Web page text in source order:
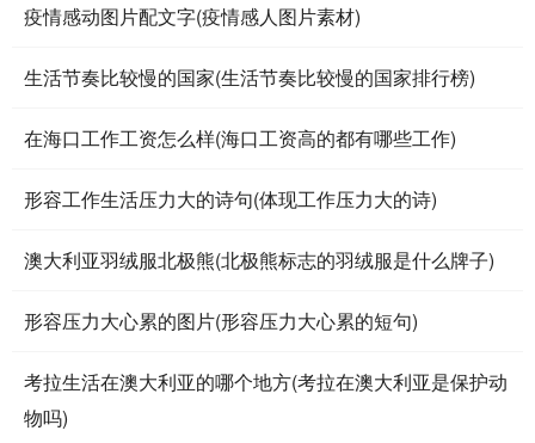
疫情感动图片配文字(疫情感人图片素材)
生活节奏比较慢的国家(生活节奏比较慢的国家排行榜)
在海口工作工资怎么样(海口工资高的都有哪些工作)
形容工作生活压力大的诗句(体现工作压力大的诗)
澳大利亚羽绒服北极熊(北极熊标志的羽绒服是什么牌子)
形容压力大心累的图片(形容压力大心累的短句)
考拉生活在澳大利亚的哪个地方(考拉在澳大利亚是保护动
物吗)